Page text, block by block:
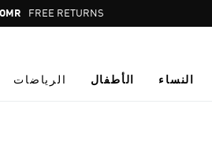
FREE RETURNS
النساء الأطفال الرياضات